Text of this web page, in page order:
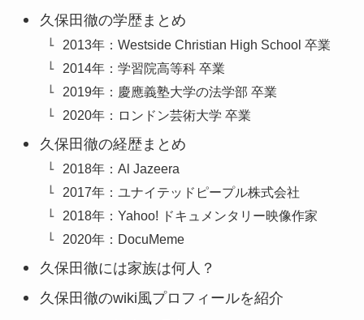
久保田徹の学歴まとめ
2013年：Westside Christian High School 卒業
2014年：学習院高等科 卒業
2019年：慶應義塾大学の法学部 卒業
2020年：ロンドン芸術大学 卒業
久保田徹の経歴まとめ
2018年：Al Jazeera
2017年：ユナイテッドピープル株式会社
2018年：Yahoo! ドキュメンタリー映像作家
2020年：DocuMeme
久保田徹には家族は何人？
久保田徹のwiki風プロフィールを紹介